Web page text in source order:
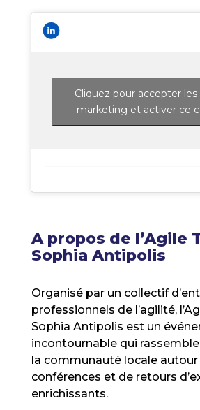
Cliquez pour accepter
marketing et activer ce
A propos de l’Agile
Sophia Antipolis
Organisé par un collectif
professionnels de l’agilité,
Sophia Antipolis est un
incontournable qui
la communauté locale autour
conférences et de retours
enrichissants.